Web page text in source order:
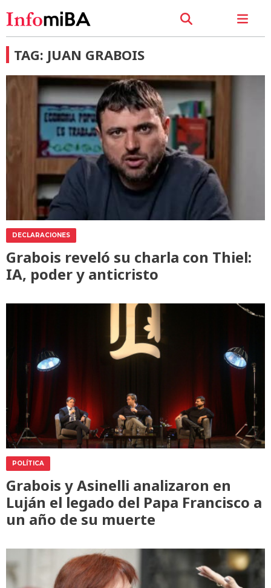
TAG: JUAN GRABOIS
DECLARACIONES
Grabois reveló su charla con Thiel:
IA, poder y anticristo
POLÍTICA
Grabois y Asinelli analizaron en
Luján el legado del Papa Francisco a
un año de su muerte